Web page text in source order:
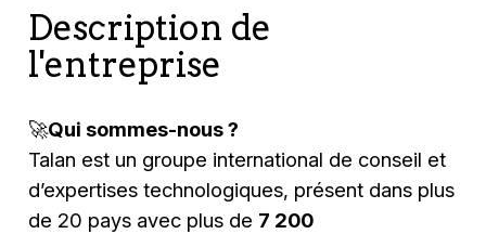
Description de
l'entreprise
🚀Qui sommes-nous ?
Talan est un groupe international de conseil et
d’expertises technologiques, présent dans plus
de 20 pays avec plus de 7 200